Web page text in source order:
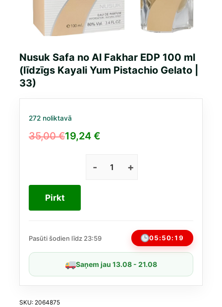
Nusuk Safa no Al Fakhar EDP 100 ml
(līdzīgs Kayali Yum Pistachio Gelato |
33)
272 noliktavā
35,00€
Original
35,00 €.
19,24 €
Current
19,24 €.
Nusuk
Kayali
Pirkt
Pasūti šodien līdz 23:59 05:50:19
Saņem jau 13.08 - 21.08
SKU: 2064875